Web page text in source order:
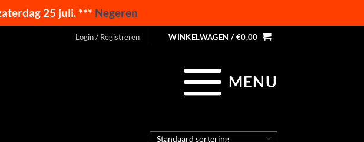
25 juli. *** Negeren
Login / Registreren WINKELWAGEN / €0,00
MENU